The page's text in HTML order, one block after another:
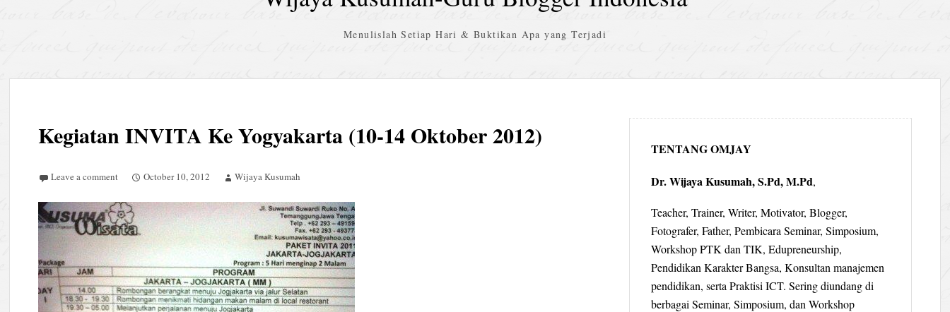
Menulislah Setiap Hari & Buktikan Apa yang Terjadi
Kegiatan INVITA Ke Yogyakarta (10-14 Oktober 2012)
Leave a comment October 10, 2012 Wijaya Kusumah
TENTANG OMJAY
Dr. Wijaya Kusumah, S.Pd, M.Pd,
Teacher, Trainer, Writer, Motivator, Blogger,
Fotografer, Father, Pembicara Seminar, Simposium,
Workshop PTK dan TIK, Edupreneurship,
Pendidikan Karakter Bangsa, Konsultan manajemen
pendidikan, serta Praktisi ICT. Sering diundang di
berbagai Seminar, Simposium, dan Workshop